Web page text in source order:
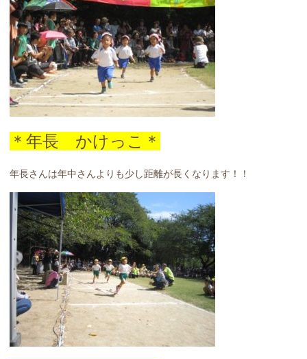
＊年長 かけっこ＊
年長さんは年中さんよりも少し距離が長くなります！！